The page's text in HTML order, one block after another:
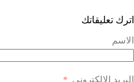
اترك تعليقاتك
الاسم
البريد الإلكتروني